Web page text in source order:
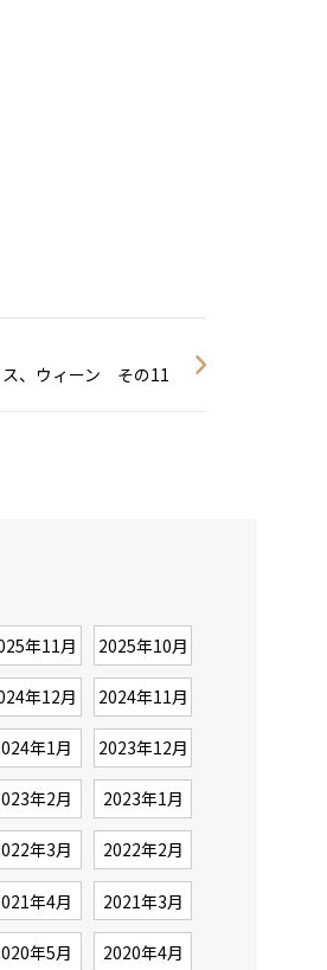
ス、ウィーン その11
年11月 2025年10月
年12月 2024年11月
年1月 2023年12月
年2月 2023年1月
年3月 2022年2月
年4月 2021年3月
年5月 2020年4月